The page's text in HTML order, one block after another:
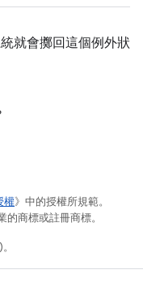
就會擲回這個例外狀
權》中的授權所規範。
商標或註冊商標。